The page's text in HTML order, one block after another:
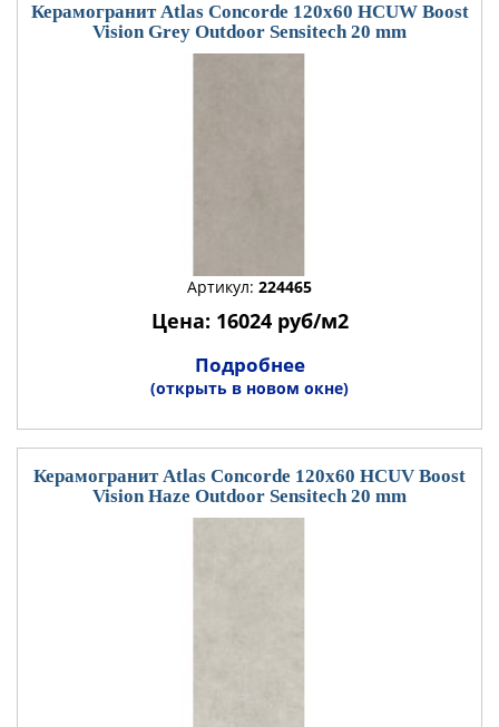
Керамогранит Atlas Concorde 120x60 HCUW Boost
Vision Grey Outdoor Sensitech 20 mm
Артикул: 224465
Цена: 16024 руб/м2
Подробнее
(открыть в новом окне)
Керамогранит Atlas Concorde 120x60 HCUV Boost
Vision Haze Outdoor Sensitech 20 mm